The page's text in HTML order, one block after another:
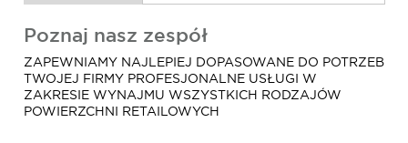
Poznaj nasz zespół
ZAPEWNIAMY NAJLEPIEJ DOPASOWANE DO POTRZEB
TWOJEJ FIRMY PROFESJONALNE USŁUGI W
ZAKRESIE WYNAJMU WSZYSTKICH RODZAJÓW
POWIERZCHNI RETAILOWYCH